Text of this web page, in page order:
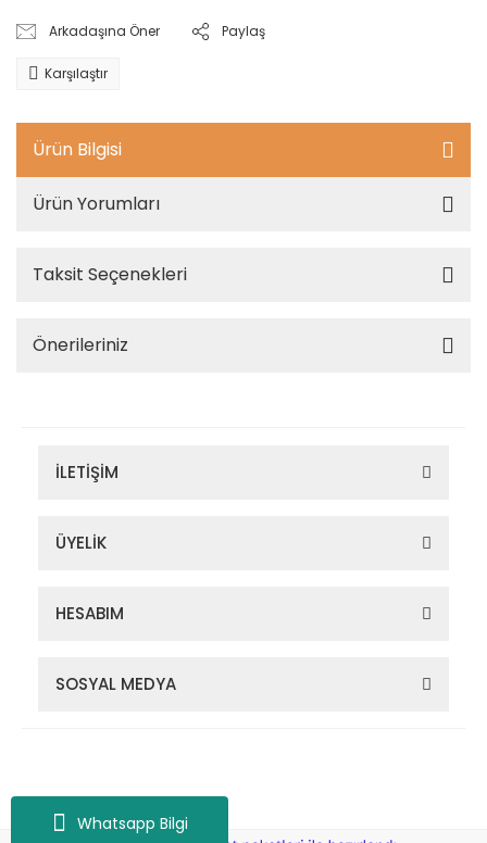
Whatsapp Bilgi
Arkadaşına Öner Paylaş
Karşılaştır
Ürün Bilgisi
Ürün Yorumları
Taksit Seçenekleri
Önerileriniz
İLETİŞİM
ÜYELİK
HESABIM
SOSYAL MEDYA